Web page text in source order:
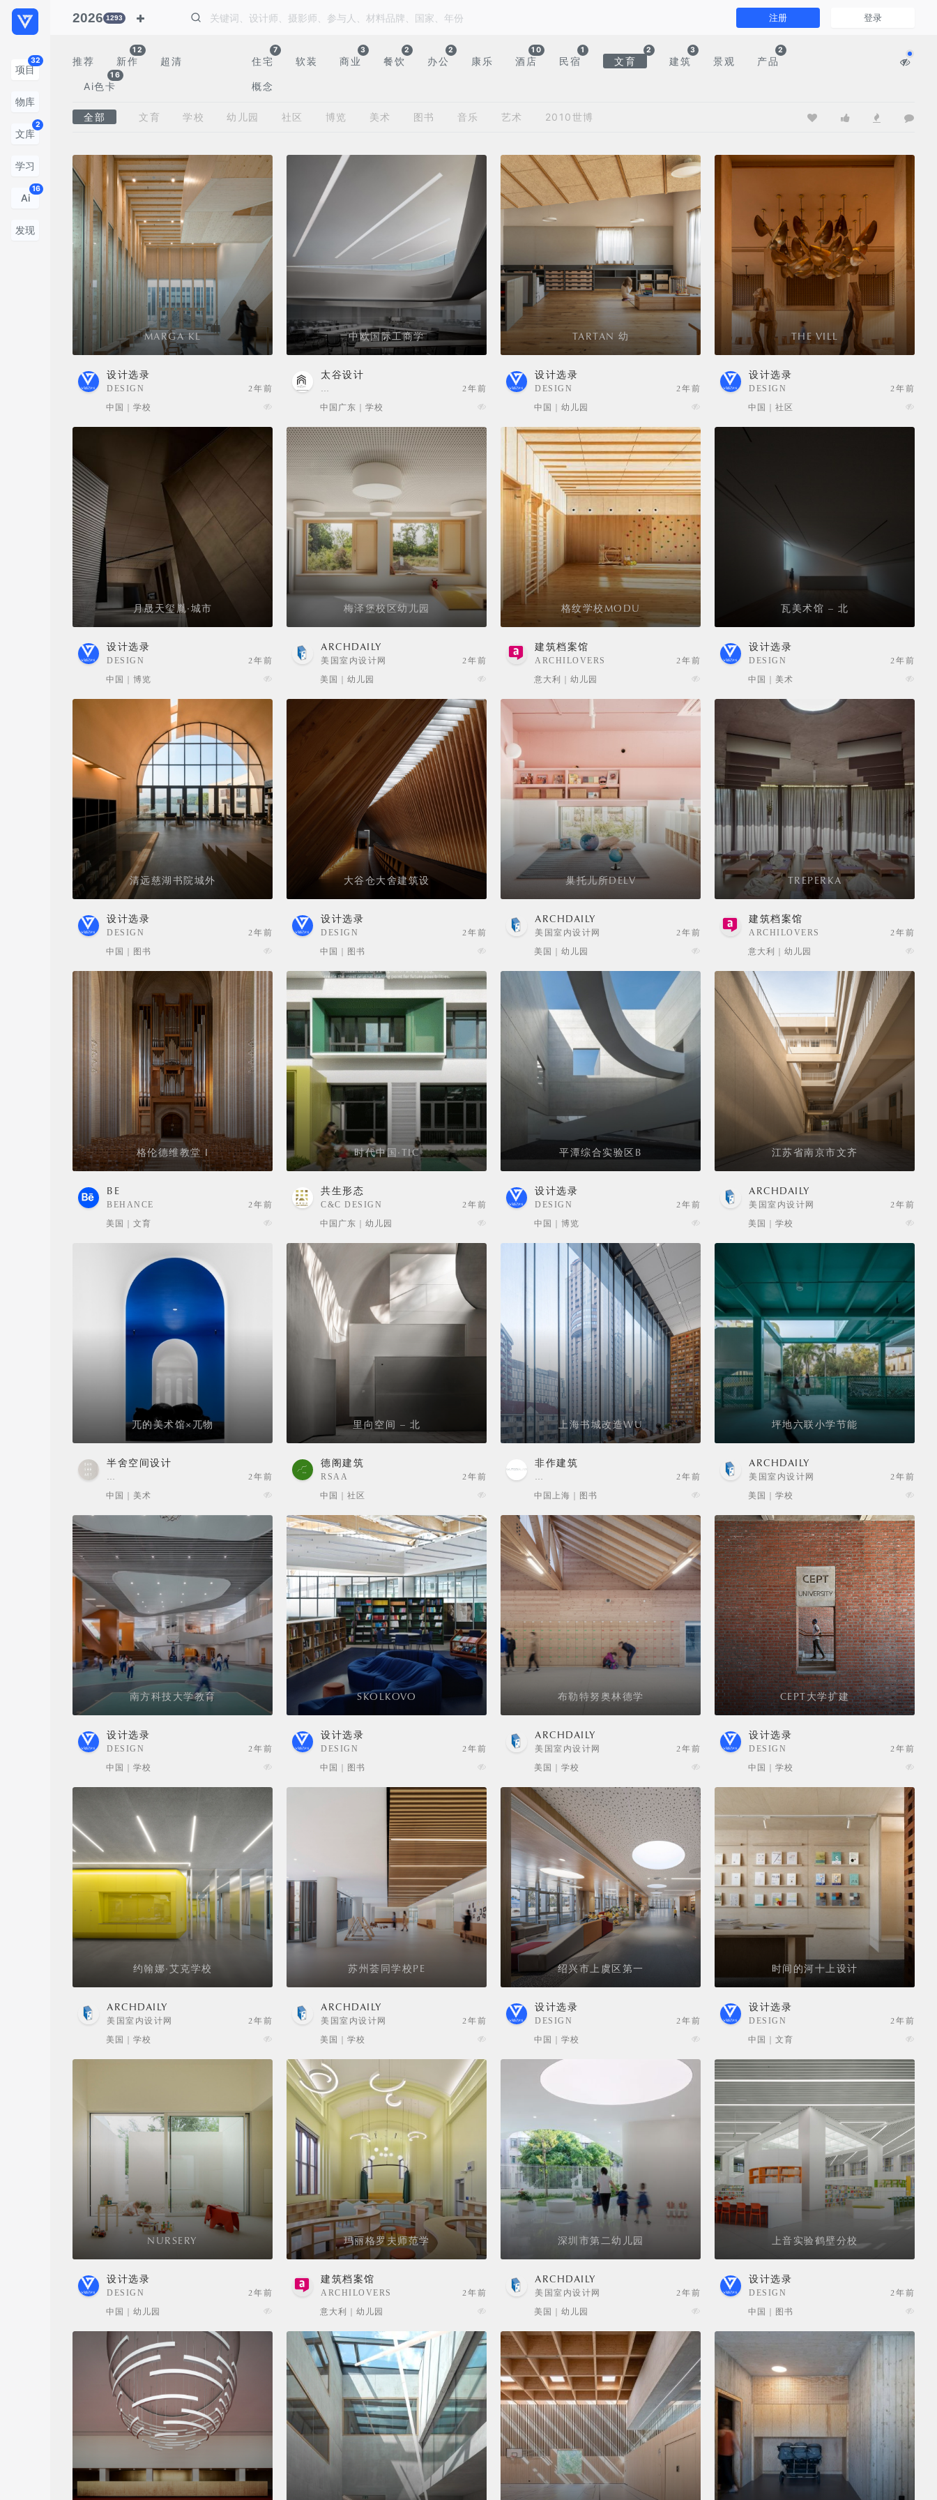
项目
32
物库
文库
2
学习
Ai
16
发现
2026 1293 注册 登录
推荐 新作
12
超清
Ai色卡
16
住宅
7
软装 商业
3
餐饮
2
办公
2
康乐 酒店
10
民宿
1
文育
2
建筑
3
景观 产品
2
概念
全部 文育 学校 幼儿园 社区 博览 美术 图书 音乐 艺术 2010世博
MARGA KL
设计选录
DESIGN
2年前
中国 | 学校
​中欧国际工商学
太谷设计
…
2年前
中国广东 | 学校
TARTAN 幼
设计选录
DESIGN
2年前
中国 | 幼儿园
THE VILL
设计选录
DESIGN
2年前
中国 | 社区
月晟天玺胤·城市
设计选录
DESIGN
2年前
中国 | 博览
梅泽堡校区幼儿园
ARCHDAILY
美国室内设计网
2年前
美国 | 幼儿园
格纹学校MODU
建筑档案馆
ARCHILOVERS
2年前
意大利 | 幼儿园
瓦美术馆 – 北
设计选录
DESIGN
2年前
中国 | 美术
清远慈湖书院城外
设计选录
DESIGN
2年前
中国 | 图书
大谷仓大舍建筑设
设计选录
DESIGN
2年前
中国 | 图书
巢托儿所DELV
ARCHDAILY
美国室内设计网
2年前
美国 | 幼儿园
TREPERKA
建筑档案馆
ARCHILOVERS
2年前
意大利 | 幼儿园
格伦德维教堂 I
BE
BEHANCE
2年前
美国 | 文育
时代中国·TIC
共生形态
C&C DESIGN
2年前
中国广东 | 幼儿园
平潭综合实验区B
设计选录
DESIGN
2年前
中国 | 博览
江苏省南京市文齐
ARCHDAILY
美国室内设计网
2年前
美国 | 学校
兀的美术馆×兀物
半舍空间设计
…
2年前
中国 | 美术
里向空间 – 北
德阁建筑
RSAA
2年前
中国 | 社区
上海书城改造WU
非作建筑
…
2年前
中国上海 | 图书
坪地六联小学节能
ARCHDAILY
美国室内设计网
2年前
美国 | 学校
南方科技大学教育
设计选录
DESIGN
2年前
中国 | 学校
SKOLKOVO
设计选录
DESIGN
2年前
中国 | 图书
布勒特努奥林德学
ARCHDAILY
美国室内设计网
2年前
美国 | 学校
CEPT大学扩建
设计选录
DESIGN
2年前
中国 | 学校
约翰娜·艾克学校
ARCHDAILY
美国室内设计网
2年前
美国 | 学校
苏州荟同学校PE
ARCHDAILY
美国室内设计网
2年前
美国 | 学校
绍兴市上虞区第一
设计选录
DESIGN
2年前
中国 | 学校
时间的河十上设计
设计选录
DESIGN
2年前
中国 | 文育
NURSERY
设计选录
DESIGN
2年前
中国 | 幼儿园
玛丽格罗夫师范学
建筑档案馆
ARCHILOVERS
2年前
意大利 | 幼儿园
深圳市第二幼儿园
ARCHDAILY
美国室内设计网
2年前
美国 | 幼儿园
上音实验鹤壁分校
设计选录
DESIGN
2年前
中国 | 图书